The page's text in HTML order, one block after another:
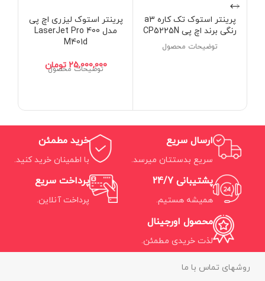
پرینتر استوک تک کاره a3
رنگی برند اچ پی CP5225N
توضیحات محصول
پرینتر استوک لیزری اچ پی
مدل LaserJet Pro 400
M401d
تومان
توضیحات محصول
ارسال سریع
سریع بدستتان میرسد.
خرید مطمئن
با اطمینان خرید کنید.
پشتیبانی 24/7
همیشه هستیم.
پرداخت سریع
پرداخت آنلاین.
محصول اورجینال
لذت خریدی مطمئن.
روشهای تماس با ما